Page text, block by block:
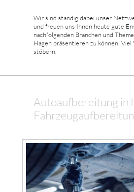
Wir sind ständig dabei unser
und freuen uns Ihnen heute gute
nachfolgenden Branchen und
Hagen präsentieren zu können. Viel
stöbern.
Autoaufbereitung in